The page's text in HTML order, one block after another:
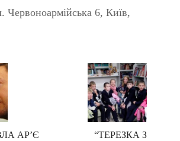
Червоноармійська 6, Київ,
АР’Є
“ТЕРЕЗКА З